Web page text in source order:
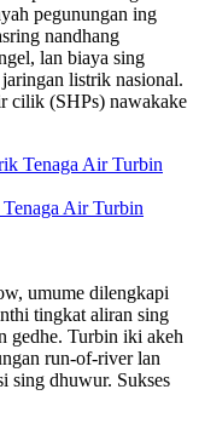
pegunungan ing
nandhang
lan biaya sing
listrik nasional.
cilik (SHPs) nawakake
Air Turbin
umume dilengkapi
tingkat aliran sing
gedhe. Turbin iki akeh
run-of-river lan
sing dhuwur. Sukses